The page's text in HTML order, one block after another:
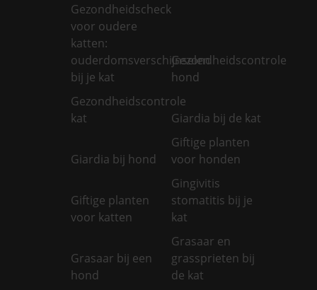
Gezondheidscheck
voor oudere
katten:
ouderdomsverschijnselen
bij je kat
Gezondheidscontrole
hond
Gezondheidscontrole
kat
Giardia bij de kat
Giardia bij hond
Giftige planten
voor honden
Giftige planten
voor katten
Gingivitis
stomatitis bij je
kat
Grasaar bij een
hond
Grasaar en
grassprieten bij
de kat